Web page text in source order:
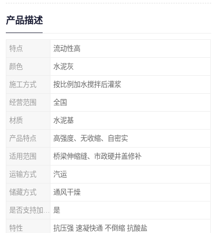
产品描述
特点 流动性高
颜色 水泥灰
施工方式 按比例加水搅拌后灌浆
经营范围 全国
材质 水泥基
产品特点 高强度、无收缩、自密实
适用范围 桥梁伸缩缝、市政硬井盖修补
运输方式 汽运
储藏方式 通风干燥
是
特性 抗压强 速凝快通 不倒缩 抗酸盐